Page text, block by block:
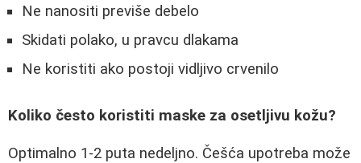
Ne nanositi previše debelo
Skidati polako, u pravcu dlakama
Ne koristiti ako postoji vidljivo crvenilo
Koliko često koristiti maske za osetljivu kožu?
Optimalno 1-2 puta nedeljno. Češća upotreba može